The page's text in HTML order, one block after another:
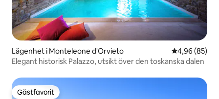
Lägenhet i Monteleone d'Orvieto 4,96 av 5 i
4,96 (85)
Elegant historisk Palazzo, utsikt över den toskanska dalen
Gästfavorit
Gästfavorit